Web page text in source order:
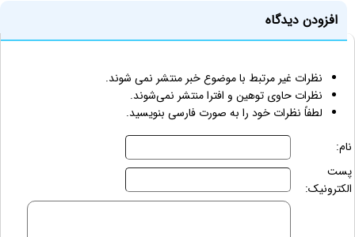
افزودن دیدگاه
نظرات غیر مرتبط با موضوع خبر منتشر نمی شوند.
نظرات حاوی توهین و افترا منتشر نمی‌شوند.
لطفاً نظرات خود را به صورت فارسی بنویسید.
نام:
پست
الکترونیک: